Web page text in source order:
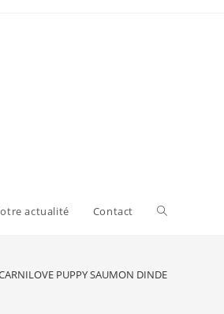
actualité Contact
PUPPY SAUMON DINDE